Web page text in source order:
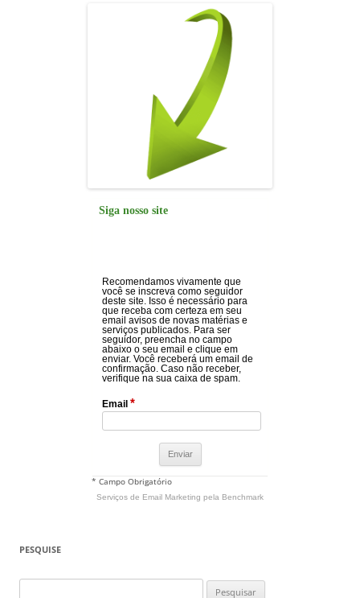
Siga nosso site
Recomendamos vivamente que
você se inscreva como seguidor
deste site. Isso é necessário para
que receba com certeza em seu
email avisos de novas matérias e
serviços publicados. Para ser
seguidor, preencha no campo
abaixo o seu email e clique em
enviar. Você receberá um email de
confirmação. Caso não receber,
verifique na sua caixa de spam.
Email *
* Campo Obrigatório
Serviços de Email Marketing pela Benchmark
PESQUISE